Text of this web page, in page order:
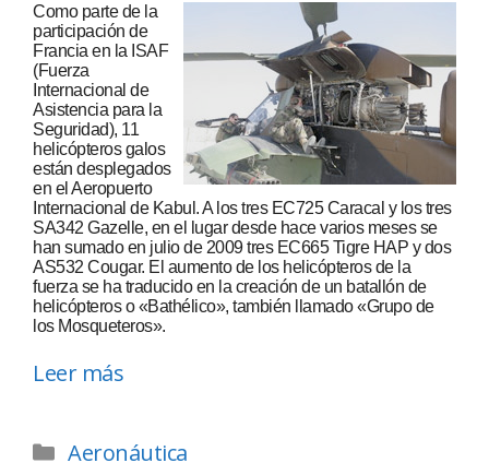
Como parte de la
participación de
Francia en la ISAF
(Fuerza
Internacional de
Asistencia para la
Seguridad), 11
helicópteros galos
están desplegados
en el Aeropuerto
Internacional de Kabul. A los tres EC725 Caracal y los tres
SA342 Gazelle, en el lugar desde hace varios meses se
han sumado en julio de 2009 tres EC665 Tigre HAP y dos
AS532 Cougar. El aumento de los helicópteros de la
fuerza se ha traducido en la creación de un batallón de
helicópteros o «Bathélico», también llamado «Grupo de
los Mosqueteros».
Leer más
Aeronáutica